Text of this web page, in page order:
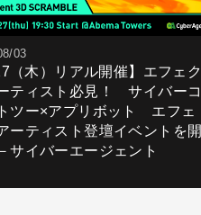
03
（木）リアル開催】エフェク
ティスト必見！ サイバーコ
ツー×アプリボット エフェ
ーティスト登壇イベントを開
サイバーエージェント